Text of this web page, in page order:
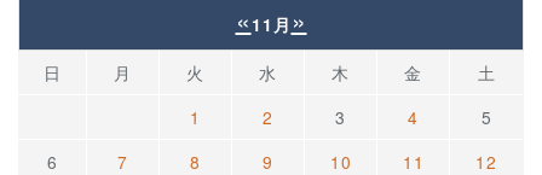
« 11月 »
日 月 火 水 木 金
土
1
2 3 4
5
6
7 8 9 10 11
12